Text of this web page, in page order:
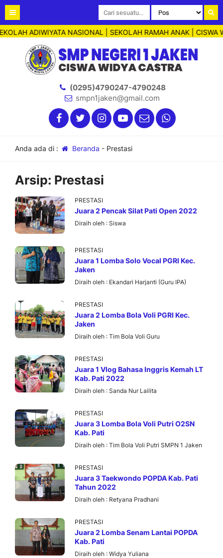
ADIWIYATA NASIONAL | SEKOLAH RAMAH ANAK | CISWA
(0295)4790247-4790248
smpn1jaken@gmail.com
Anda ada di : Beranda - Prestasi
Arsip: Prestasi
PRESTASI
Juara 2 Pencak Silat Pati Open 2022
Diraih oleh : Siswa
PRESTASI
Juara 1 Lomba Solo Vocal PGRI Kec.
Jaken
Diraih oleh : Ekandari Harjanti (Guru IPA)
PRESTASI
Juara 2 Lomba Bola Voli PGRI Kec.
Jaken
Diraih oleh : Tim Bola Voli Guru
PRESTASI
Juara 1 Vlog Bahasa Inggris Kemah LT
Kab. Pati 2022
Diraih oleh : Sanda Nur Lailita
PRESTASI
Juara 3 Lomba Bola Voli Putri O2SN
Kab. Pati
Diraih oleh : Tim Bola Voli Putri SMPN 1 Jaken
PRESTASI
Juara 3 Taekwondo POPDA Kab. Pati
Tahun 2022
Diraih oleh : Retyana Pradhani
PRESTASI
Juara 2 Lomba Senam Lantai POPDA
Kab. Pati
Diraih oleh : Widya Yuliana